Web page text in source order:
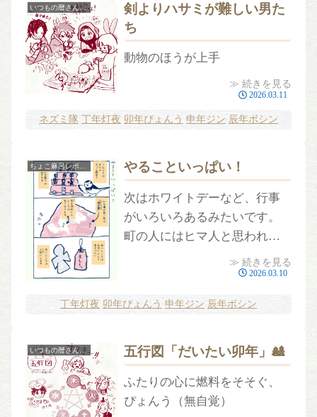
いつもの暦さんプチ
剣よりハサミが難しい男た
ち
動物のほうが上手
≫ 続きを見る
2026.03.11
ネズミ隊 丁年灯夜 卯年ぴょんう 申年ジン 辰年ボシン
やることいっぱい！
次はホワイトデーなど、行事
がいろいろあるみたいです。
町の人にはヒマ人と思われて
ますが、けっこう忙しそう。
≫ 続きを見る
2026.03.10
丁年灯夜 卯年ぴょんう 申年ジン 辰年ボシン
いつもの暦さんプチ 五行図「だいたい卯年」🎎
ふたりの心に燃料をそそぐ、
ぴょんう（無自覚）